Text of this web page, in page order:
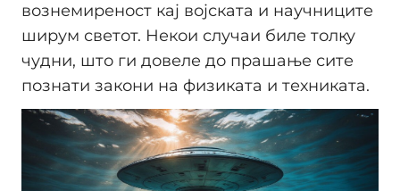
вознемиреност кај војската и научниците
ширум светот. Некои случаи биле толку
чудни, што ги довеле до прашање сите
познати закони на физиката и техниката.